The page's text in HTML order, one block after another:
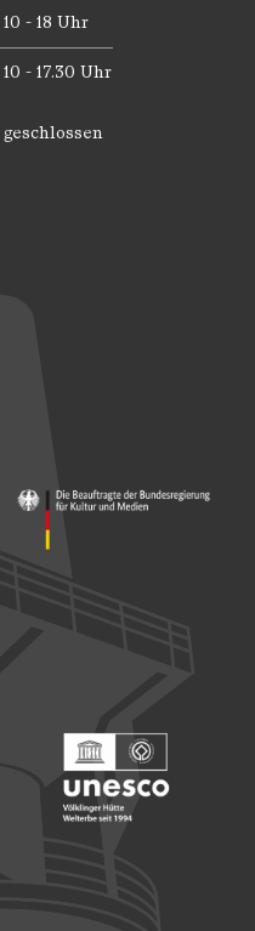
10 - 18 Uhr
10 - 17.30 Uhr
geschlossen